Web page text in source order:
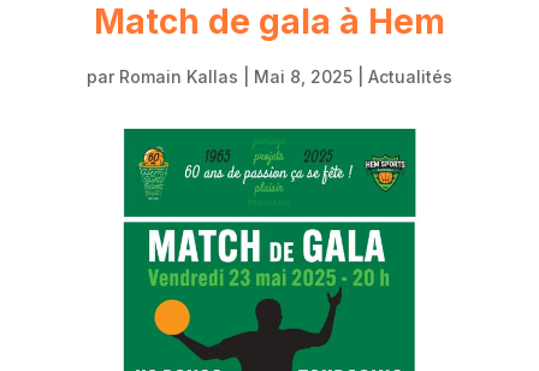
Match de gala à Hem
par Romain Kallas Mai 8, 2025| Actualités